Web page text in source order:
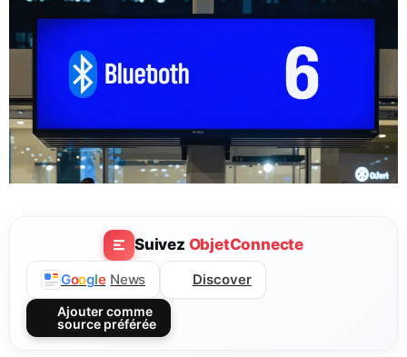
Suivez ObjetConnecte
Google News Discover
Ajouter comme
source préférée